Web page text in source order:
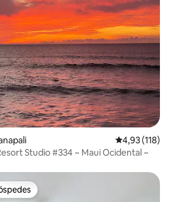
4,93 de uma
4,93 (118)
Studio #334 ~ Maui Ocidental ~
dos hóspedes